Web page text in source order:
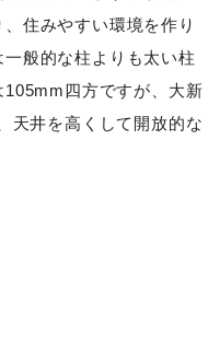
住みやすい環境を作り
般的な柱よりも太い柱
四方ですが、大新
天井を高くして開放的な